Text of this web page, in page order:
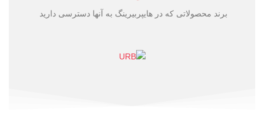
برند محصولاتی که در هایپربیرینگ به آنها دسترسی دارید